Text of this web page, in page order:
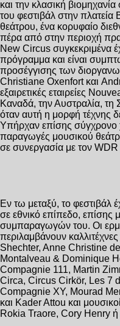
και την κλασική
του φεστιβάλ στην
θεάτρου, ένα κορυφαίο
πέρα από στην περιοχή
New Circus συγκεκριμένα
πρόγραμμα και είναι
προσέγγισης των
Christiane Oxenfort και
εξαιρετικές εταιρείες
Καναδά, την Αυστραλία, τη
όταν αυτή η μορφή τέχνης
Υπήρχαν επίσης σύγχρονο
παραγωγές μουσικού
σε συνεργασία με τον
Εν τω μεταξύ, το φεστιβάλ
σε εθνικό επίπεδο,
συμπαραγωγών του. Οι
περιλαμβάνουν
Shechter, Anne Christine
Montalveau & Dominique
Compagnie 111, Martin
Circa, Circus Cirkör, Les 7
Compagnie XY, Mourad
και Kader Attou και
Rokia Traore, Cory Henry